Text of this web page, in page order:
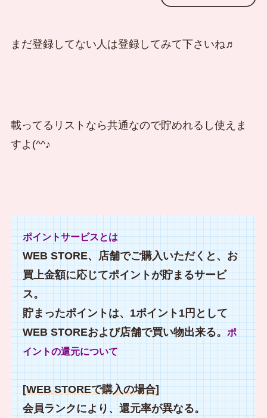
まだ登録してない人は登録してみて下さいね♬
載ってるリストなら共通なので貯めれるし使えま
すよ(^^♪
ポイントサービスとは
WEB STORE、店舗でご購入いただくと、お
買上金額に応じてポイントが貯まるサービ
ス。
貯まったポイントは、1ポイント1円として
WEB STOREおよび店舗で買い物出来る。ポ
イントの還元について
[WEB STOREで購入の場合]
会員ランクにより、還元率が異なる。